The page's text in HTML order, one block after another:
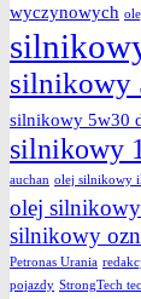
wyczynowych
silnikowy
silnikowy 5w30
silnikowy
auchan olej silnikowy
olej
silnikowy
Petronas Urania
pojazdy StrongTech